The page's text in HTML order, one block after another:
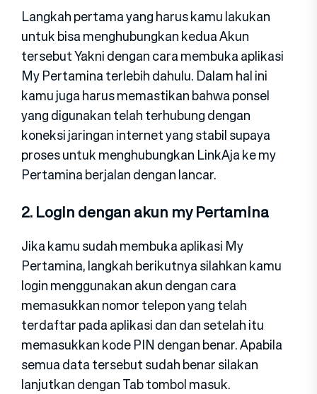
Langkah pertama yang harus kamu lakukan
untuk bisa menghubungkan kedua Akun
tersebut Yakni dengan cara membuka aplikasi
My Pertamina terlebih dahulu. Dalam hal ini
kamu juga harus memastikan bahwa ponsel
yang digunakan telah terhubung dengan
koneksi jaringan internet yang stabil supaya
proses untuk menghubungkan LinkAja ke my
Pertamina berjalan dengan lancar.
2. Login dengan akun my Pertamina
Jika kamu sudah membuka aplikasi My
Pertamina, langkah berikutnya silahkan kamu
login menggunakan akun dengan cara
memasukkan nomor telepon yang telah
terdaftar pada aplikasi dan dan setelah itu
memasukkan kode PIN dengan benar. Apabila
semua data tersebut sudah benar silakan
lanjutkan dengan Tab tombol masuk.